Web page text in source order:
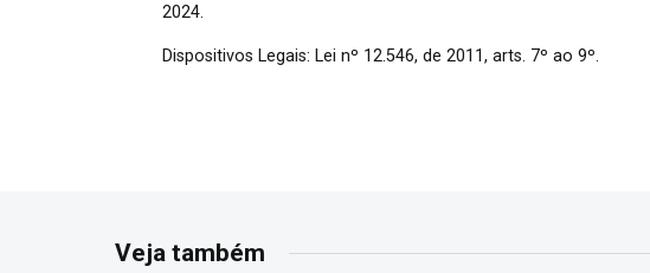
2024.
Dispositivos Legais: Lei nº 12.546, de 2011, arts. 7º ao 9º.
Veja também